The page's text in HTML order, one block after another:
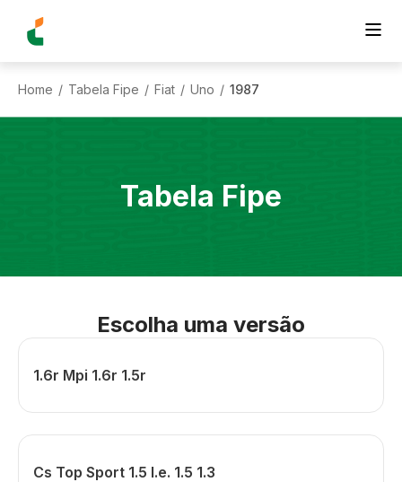
Home / Tabela Fipe / Fiat / Uno / 1987
Tabela Fipe
Escolha uma versão
1.6r Mpi 1.6r 1.5r
Cs Top Sport 1.5 I.e. 1.5 1.3